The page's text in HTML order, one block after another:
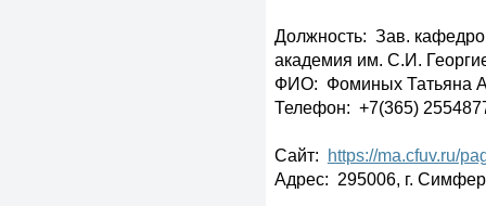
Должность: Зав.
академия им. С.И.
ФИО: Фоминых Татьяна
Телефон: +7(365)
Сайт: https://ma.cfuv.ru/
Адрес: 295006, г.